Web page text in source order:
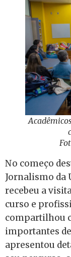
No começo
Jornalismo da
recebeu a
curso e
compartilhou
importantes
apresentou